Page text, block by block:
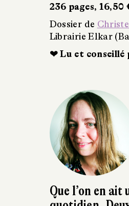
236 pages, 16,50 €
Dossier deChristelle
Librairie Elkar (Bayonne)
❤ Lu et conseillé par1